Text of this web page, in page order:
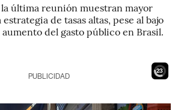
la última reunión muestran mayor
de tasas altas, pese al bajo
aumento del gasto público en Brasil.
21
PUBLICIDAD